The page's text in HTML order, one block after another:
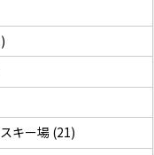
キー場 (21)